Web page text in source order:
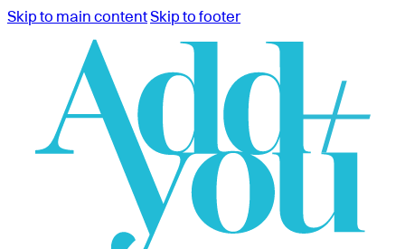
Skip to main contentSkip to footer